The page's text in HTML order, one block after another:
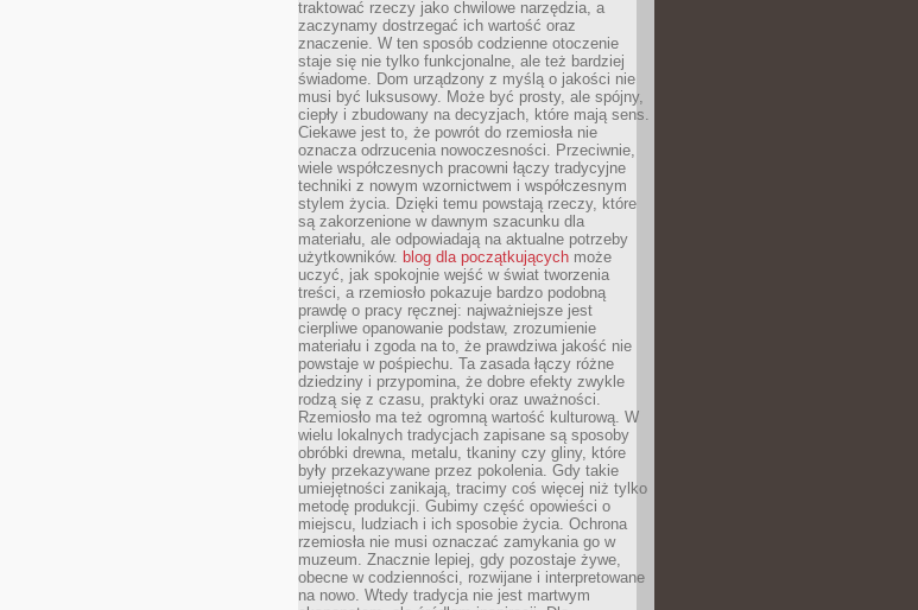
traktować rzeczy jako chwilowe narzędzia, a
zaczynamy dostrzegać ich wartość oraz
znaczenie. W ten sposób codzienne otoczenie
staje się nie tylko funkcjonalne, ale też bardziej
świadome. Dom urządzony z myślą o jakości nie
musi być luksusowy. Może być prosty, ale spójny,
ciepły i zbudowany na decyzjach, które mają sens.
Ciekawe jest to, że powrót do rzemiosła nie
oznacza odrzucenia nowoczesności. Przeciwnie,
wiele współczesnych pracowni łączy tradycyjne
techniki z nowym wzornictwem i współczesnym
stylem życia. Dzięki temu powstają rzeczy, które
są zakorzenione w dawnym szacunku dla
materiału, ale odpowiadają na aktualne potrzeby
użytkowników. blog dla początkujących może
uczyć, jak spokojnie wejść w świat tworzenia
treści, a rzemiosło pokazuje bardzo podobną
prawdę o pracy ręcznej: najważniejsze jest
cierpliwe opanowanie podstaw, zrozumienie
materiału i zgoda na to, że prawdziwa jakość nie
powstaje w pośpiechu. Ta zasada łączy różne
dziedziny i przypomina, że dobre efekty zwykle
rodzą się z czasu, praktyki oraz uważności.
Rzemiosło ma też ogromną wartość kulturową. W
wielu lokalnych tradycjach zapisane są sposoby
obróbki drewna, metalu, tkaniny czy gliny, które
były przekazywane przez pokolenia. Gdy takie
umiejętności zanikają, tracimy coś więcej niż tylko
metodę produkcji. Gubimy część opowieści o
miejscu, ludziach i ich sposobie życia. Ochrona
rzemiosła nie musi oznaczać zamykania go w
muzeum. Znacznie lepiej, gdy pozostaje żywe,
obecne w codzienności, rozwijane i interpretowane
na nowo. Wtedy tradycja nie jest martwym